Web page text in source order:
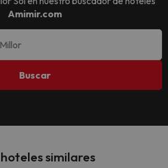
Amimir.com
Buscar
similares